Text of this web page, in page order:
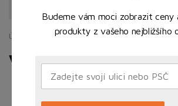
Úvodní stránka Maso Vepřové
Vepřové
Budeme vám moci zobrazit ceny
produkty z vašeho nejbližšího